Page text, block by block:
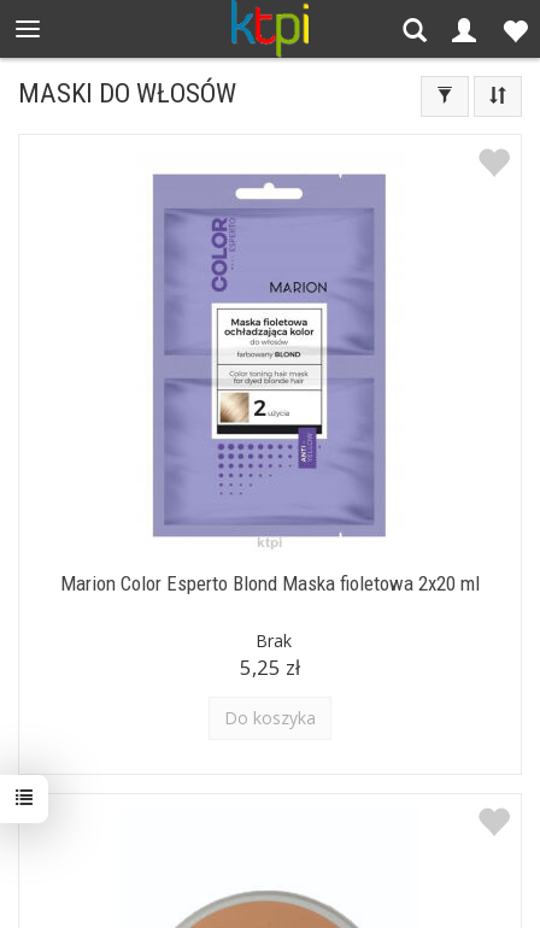
MASKI DO WŁOSÓW
Marion Color Esperto Blond Maska fioletowa 2x20 ml
Brak
5,25 zł
Do koszyka